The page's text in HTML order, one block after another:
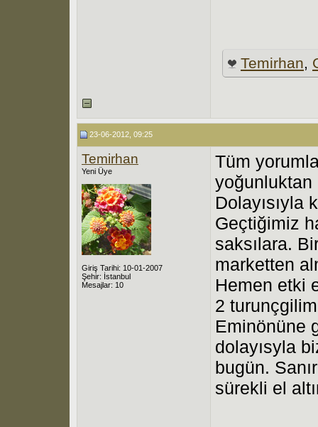
Temirhan,
23-06-2012, 09:25
Temirhan
Yeni Üye
Giriş Tarihi: 10-01-2007
Şehir: İstanbul
Mesajlar: 10
Tüm
yoğunluktan
Dolayısıyla
Geçtiğimiz
saksılara.
marketten
Hemen etki
2
Eminönüne
dolayısyla
bugün.
sürekli el